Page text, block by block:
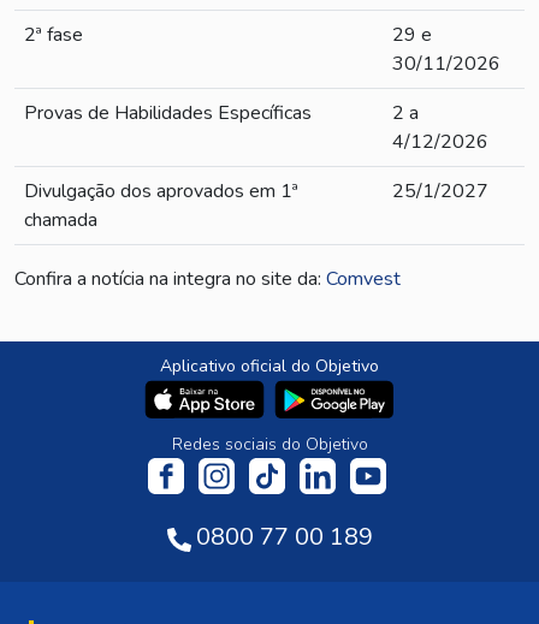
2ª fase
29 e
30/11/2026
Provas de Habilidades Específicas
2 a
4/12/2026
Divulgação dos aprovados em 1ª
chamada
25/1/2027
Confira a notícia na integra no site da: Comvest
Aplicativo oficial do Objetivo
Redes sociais do Objetivo
0800 77 00 189